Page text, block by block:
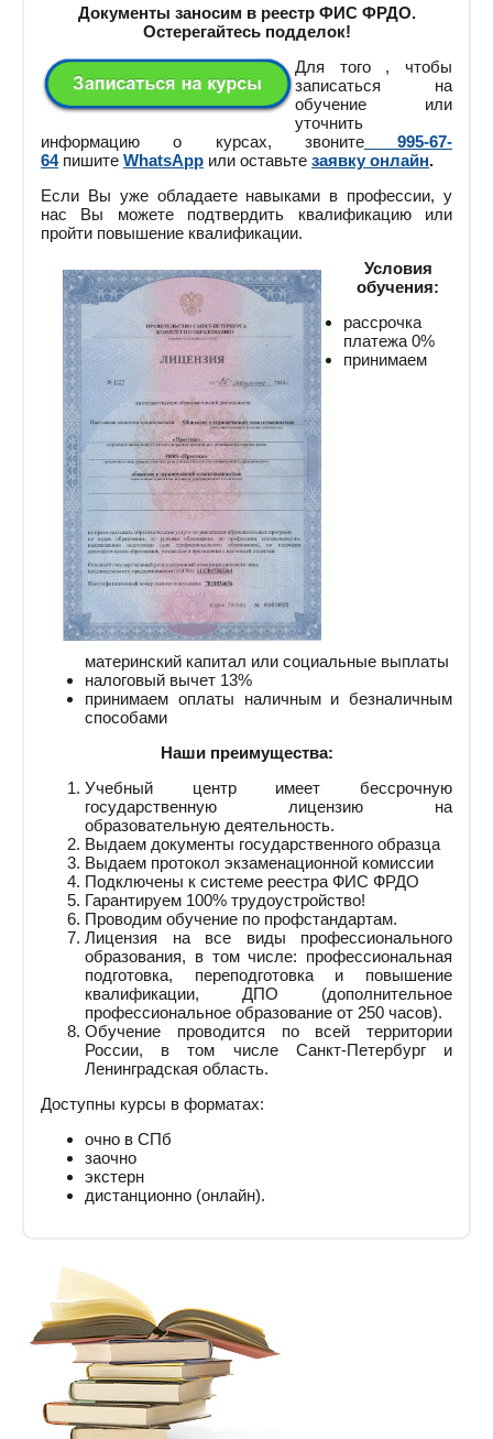
Документы заносим в реестр ФИС ФРДО.
Остерегайтесь подделок!
Для того , чтобы
записаться на
обучение или
уточнить
информацию о курсах, звоните
995-67-
64пишите WhatsApp или оставьте заявку онлайн.
Если Вы уже обладаете навыками в профессии, у
нас Вы можете подтвердить квалификацию или
пройти повышение квалификации.
Условия
обучения:
рассрочка
платежа 0%
принимаем
материнский капитал или социальные выплаты
налоговый вычет 13%
принимаем оплаты наличным и безналичным
способами
Наши преимущества:
Учебный центр имеет бессрочную
государственную лицензию на
образовательную деятельность.
Выдаем документы государственного образца
Выдаем протокол экзаменационной комиссии
Подключены к системе реестра ФИС ФРДО
Гарантируем 100% трудоустройство!
Проводим обучение по профстандартам.
Лицензия на все виды профессионального
образования, в том числе: профессиональная
подготовка, переподготовка и повышение
квалификации, ДПО (дополнительное
профессиональное образование от 250 часов).
Обучение проводится по всей территории
России, в том числе Санкт-Петербург и
Ленинградская область.
Доступны курсы в форматах:
очно в СПб
заочно
экстерн
дистанционно (онлайн).